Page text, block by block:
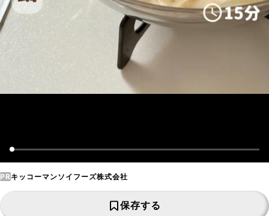
PRキッコーマンソイフーズ株式会社
保存する